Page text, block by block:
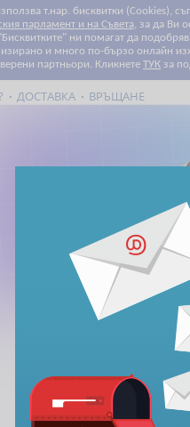
т.нар. бисквитки (Cookies),
парламент и на Съвета, за да Ви
ни помагат да
и много по-бързо онлайн
партньори. Кликнете ТУК за
ДОСТАВКА ВРЪЩАНЕ
Бестселъри
Консултации За